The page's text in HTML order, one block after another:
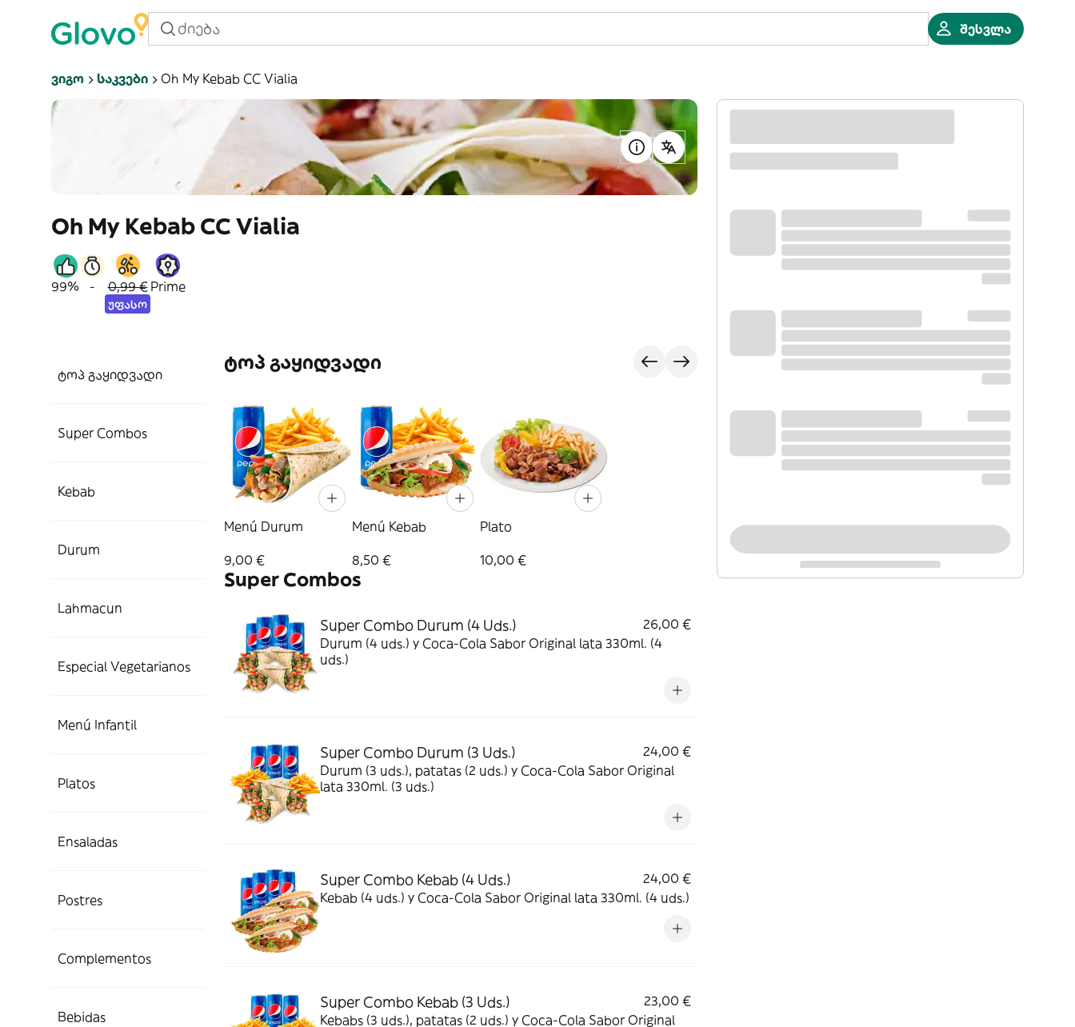
შესვლა
Ვიგო Საკვები Oh My Kebab CC Vialia
Oh My Kebab CC Vialia
99% - 0,99 €
უფასო
Prime
ტოპ გაყიდვადი
Super Combos
Kebab
Durum
Lahmacun
Especial Vegetarianos
Menú Infantil
Platos
Ensaladas
Postres
Complementos
Bebidas
ტოპ გაყიდვადი
Menú Durum
9,00 €
Menú Kebab
8,50 €
Plato
10,00 €
Super Combos
Super Combo Durum (4 Uds.)
26,00 €
Durum (4 uds.) y Coca-Cola Sabor Original lata 330ml. (4
uds.)
Super Combo Durum (3 Uds.)
24,00 €
Durum (3 uds.), patatas (2 uds.) y Coca-Cola Sabor Original
lata 330ml. (3 uds.)
Super Combo Kebab (4 Uds.)
24,00 €
Kebab (4 uds.) y Coca-Cola Sabor Original lata 330ml. (4 uds.)
Super Combo Kebab (3 Uds.)
23,00 €
Kebabs (3 uds.), patatas (2 uds.) y Coca-Cola Sabor Original